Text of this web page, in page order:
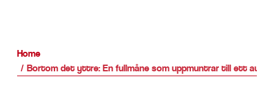
Home
Bortom det yttre: En fullmåne som uppmuntrar till ett